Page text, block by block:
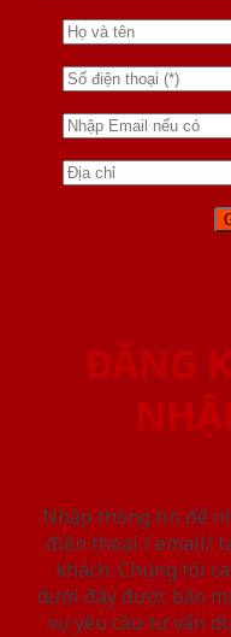
ĐĂNG
Nhập thông tin để
điện thoại / email/
khách. Chúng tôi
dưới đây được bảo
vụ yêu cầu tư vấn